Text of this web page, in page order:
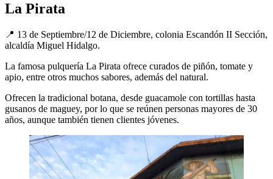
La Pirata
📍 13 de Septiembre/12 de Diciembre, colonia Escandón II Sección,
alcaldía Miguel Hidalgo.
La famosa pulquería La Pirata ofrece curados de piñón, tomate y
apio, entre otros muchos sabores, además del natural.
Ofrecen la tradicional botana, desde guacamole con tortillas hasta
gusanos de maguey, por lo que se reúnen personas mayores de 30
años, aunque también tienen clientes jóvenes.